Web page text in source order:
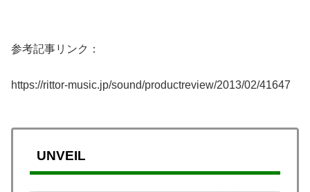
参考記事リンク：
https://rittor-music.jp/sound/productreview/2013/02/41647
UNVEIL